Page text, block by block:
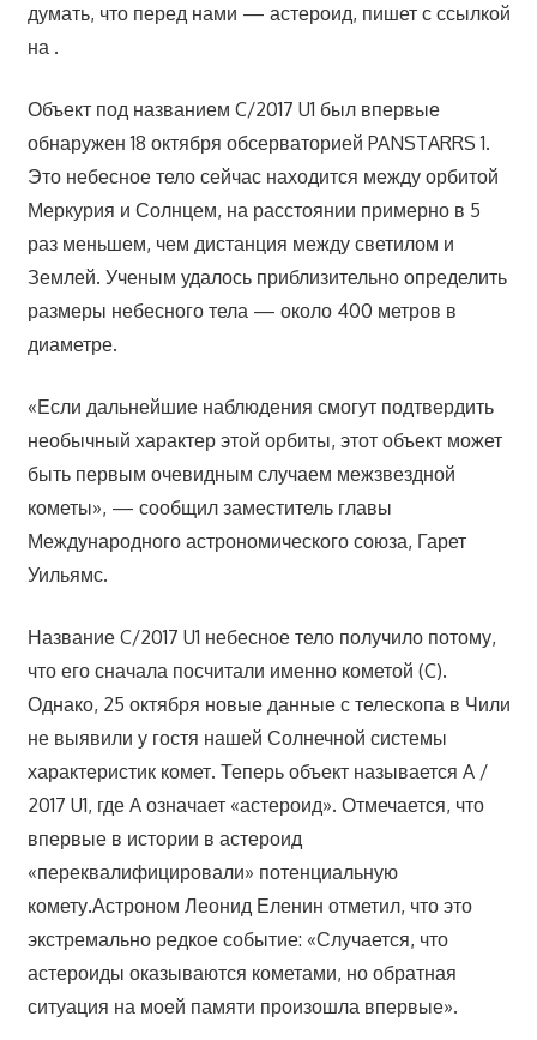
думать, что перед нами — астероид, пишет с ссылкой
на .
Объект под названием C/2017 U1 был впервые
обнаружен 18 октября обсерваторией PANSTARRS 1.
Это небесное тело сейчас находится между орбитой
Меркурия и Солнцем, на расстоянии примерно в 5
раз меньшем, чем дистанция между светилом и
Землей. Ученым удалось приблизительно определить
размеры небесного тела — около 400 метров в
диаметре.
«Если дальнейшие наблюдения смогут подтвердить
необычный характер этой орбиты, этот объект может
быть первым очевидным случаем межзвездной
кометы», — сообщил заместитель главы
Международного астрономического союза, Гарет
Уильямс.
Название C/2017 U1 небесное тело получило потому,
что его сначала посчитали именно кометой (C).
Однако, 25 октября новые данные с телескопа в Чили
не выявили у гостя нашей Солнечной системы
характеристик комет. Теперь объект называется A /
2017 U1, где A означает «астероид». Отмечается, что
впервые в истории в астероид
«переквалифицировали» потенциальную
комету.Астроном Леонид Еленин отметил, что это
экстремально редкое событие: «Случается, что
астероиды оказываются кометами, но обратная
ситуация на моей памяти произошла впервые».